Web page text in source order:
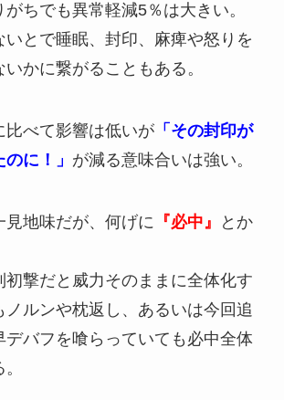
ちでも異常軽減5％は大きい。
いとで睡眠、封印、麻痺や怒りを
かに繋がることもある。
比べて影響は低いが「その封印が
に！」 が減る意味合いは強い。
見地味だが、何げに 『必中』
とか
初撃だと威力そのままに全体化す
ノルンや枕返し、あるいは今回追
デバフを喰らっていても必中全体